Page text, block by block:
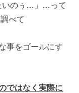
いのぅ…」…って
べて
事をゴールにす
ではなく実際に